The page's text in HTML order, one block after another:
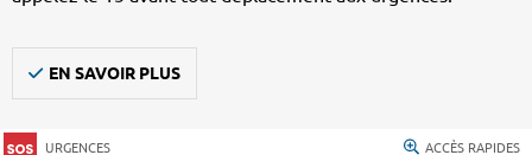
EN SAVOIR PLUS
URGENCES ACCÈS RAPIDES